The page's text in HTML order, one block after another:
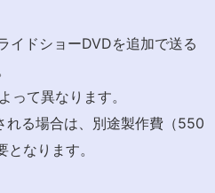
イドショーDVDを追加で送る
って異なります。
れる場合は、別途製作費（550
なります。